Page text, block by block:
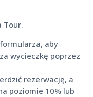
Tour.
aby
wycieczkę poprzez
rezerwację, a
poziomie 10% lub